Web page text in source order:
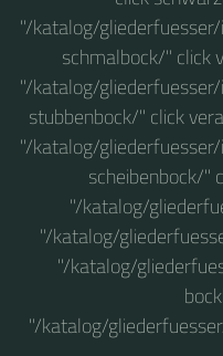
"/katalog/
schmalbock/" click
"/katalog/
stubbenbock/" click
"/katalog/
scheibenbock/"
"/katalog/
"/katalog/
"/katalog/
"/katalog/